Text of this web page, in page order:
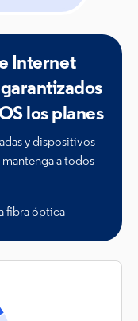
Internet
los planes
y dispositivos
a todos
fibra óptica